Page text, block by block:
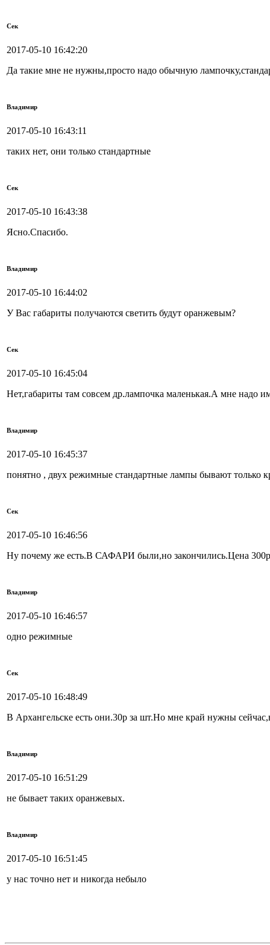
Сек
2017-05-10 16:42:20
Да такие мне не нужны,просто надо обычную
Владимир
2017-05-10 16:43:11
таких нет, они только стандартные
Сек
2017-05-10 16:43:38
Ясно.Спасибо.
Владимир
2017-05-10 16:44:02
У Вас габариты получаются светить будут оранжевым?
Сек
2017-05-10 16:45:04
Нет,габариты там совсем др.лампочка маленькая.А мне надо
Владимир
2017-05-10 16:45:37
понятно , двух режимные стандартные лампы бывают только
Сек
2017-05-10 16:46:56
Ну почему же есть.В САФАРИ были,но закончились.Цена
Владимир
2017-05-10 16:46:57
одно режимные
Сек
2017-05-10 16:48:49
В Архангельске есть они.30р за шт.Но мне край нужны
Владимир
2017-05-10 16:51:29
не бывает таких оранжевых.
Владимир
2017-05-10 16:51:45
у нас точно нет и никогда небыло